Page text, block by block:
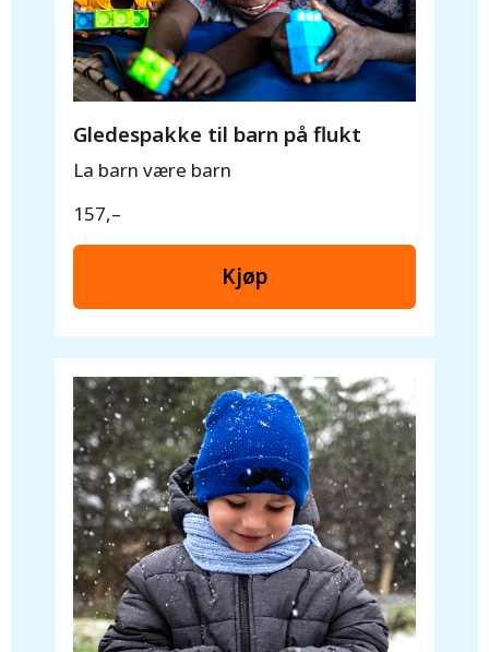
Gledespakke til barn på flukt
La barn være barn
157,–
Kjøp